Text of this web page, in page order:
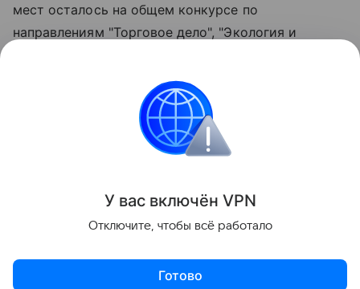
мест осталось на общем конкурсе по
направлениям "Торговое дело", "Экология и
"Социология". Четверть бюджетных мест пока
остается вакантной на направлении
"Международные отношения" и треть - на
направлениях "Юриспруденция" и "Журналистика".
Поделиться
У вас включён VPN
Отключите, чтобы всё работало
Готово